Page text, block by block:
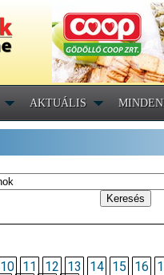
AKTUÁLIS
10 11 12 13 14 15 16